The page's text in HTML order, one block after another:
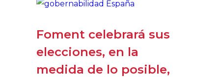
Foment celebrará sus
elecciones, en la
medida de lo posible,